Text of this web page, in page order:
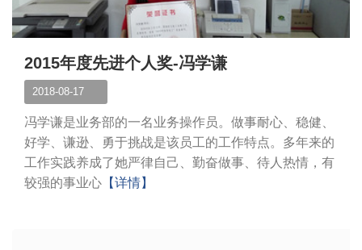
2015年度先进个人奖-冯学谦
2018-08-17
冯学谦是业务部的一名业务操作员。做事耐心、稳健、
好学、谦逊、勇于挑战是该员工的工作特点。多年来的
工作实践养成了她严律自己、勤奋做事、待人热情，有
较强的事业心 【详情】